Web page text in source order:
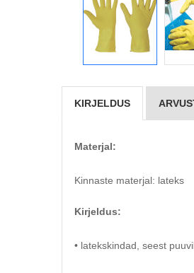
KIRJELDUS
Materjal:
Kinnaste materjal: lateks
Kirjeldus:
• latekskindad, seest